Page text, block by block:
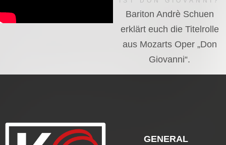
Bariton Andrè Schuen
erklärt euch die Titelrolle
aus Mozarts Oper „Don
Giovanni“.
GENERAL